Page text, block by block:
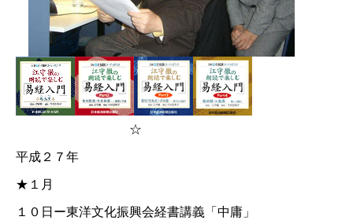
☆
平成２７年
★１月
１０日ー東洋文化振興会経書講義「中庸」